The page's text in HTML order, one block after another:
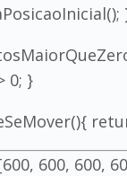
0; }
600, 600,